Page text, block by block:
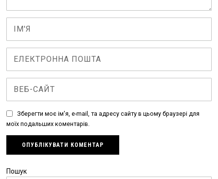
Зберегти моє ім'я, e-mail, та адресу сайту в цьому браузері для
моїх подальших коментарів.
Пошук